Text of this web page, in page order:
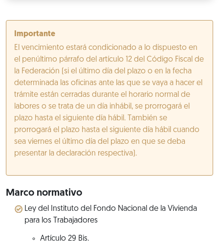
Importante
El vencimiento estará condicionado a lo dispuesto en
el penúltimo párrafo del artículo 12 del Código Fiscal de
la Federación (si el último día del plazo o en la fecha
determinada las oficinas ante las que se vaya a hacer el
trámite están cerradas durante el horario normal de
labores o se trata de un día inhábil, se prorrogará el
plazo hasta el siguiente día hábil. También se
prorrogará el plazo hasta el siguiente día hábil cuando
sea viernes el último día del plazo en que se deba
presentar la declaración respectiva).
Marco normativo
Ley del Instituto del Fondo Nacional de la Vivienda
para los Trabajadores
Artículo 29 Bis.